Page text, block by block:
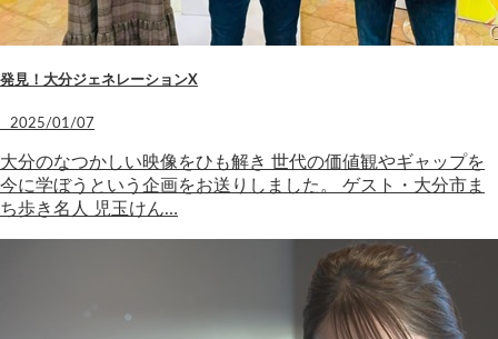
発見！大分ジェネレーションX
2025/01/07
大分のなつかしい映像をひも解き 世代の価値観やギャップを
今に学ぼうという企画をお送りしました。 ゲスト・大分市ま
ち歩き名人 児玉けん…